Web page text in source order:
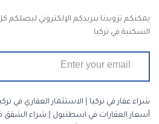
يمكنكم تزويدنا ببريدكم الإلكتروني ليصلكم
السكنية في تركيا
شراء عقار في تركيا الاستثمار العقاري في
أسعار العقارات في اسطنبول
شراء الشقق